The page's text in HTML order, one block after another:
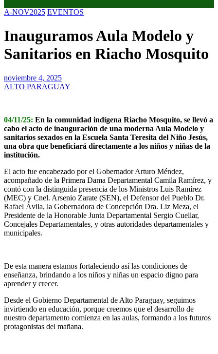
A-NOV2025 EVENTOS
Inauguramos Aula Modelo y
Sanitarios en Riacho Mosquito
noviembre 4, 2025
ALTO PARAGUAY
04/11/25: En la comunidad indígena Riacho Mosquito, se llevó a
cabo el acto de inauguración de una moderna Aula Modelo y
sanitarios sexados en la Escuela Santa Teresita del Niño Jesús,
una obra que beneficiará directamente a los niños y niñas de la
institución.
El acto fue encabezado por el Gobernador Arturo Méndez,
acompañado de la Primera Dama Departamental Camila Ramírez, y
contó con la distinguida presencia de los Ministros Luis Ramírez
(MEC) y Cnel. Arsenio Zarate (SEN), el Defensor del Pueblo Dr.
Rafael Ávila, la Gobernadora de Concepción Dra. Liz Meza, el
Presidente de la Honorable Junta Departamental Sergio Cuellar,
Concejales Departamentales, y otras autoridades departamentales y
municipales.
De esta manera estamos fortaleciendo así las condiciones de
enseñanza, brindando a los niños y niñas un espacio digno para
aprender y crecer.
Desde el Gobierno Departamental de Alto Paraguay, seguimos
invirtiendo en educación, porque creemos que el desarrollo de
nuestro departamento comienza en las aulas, formando a los futuros
protagonistas del mañana.